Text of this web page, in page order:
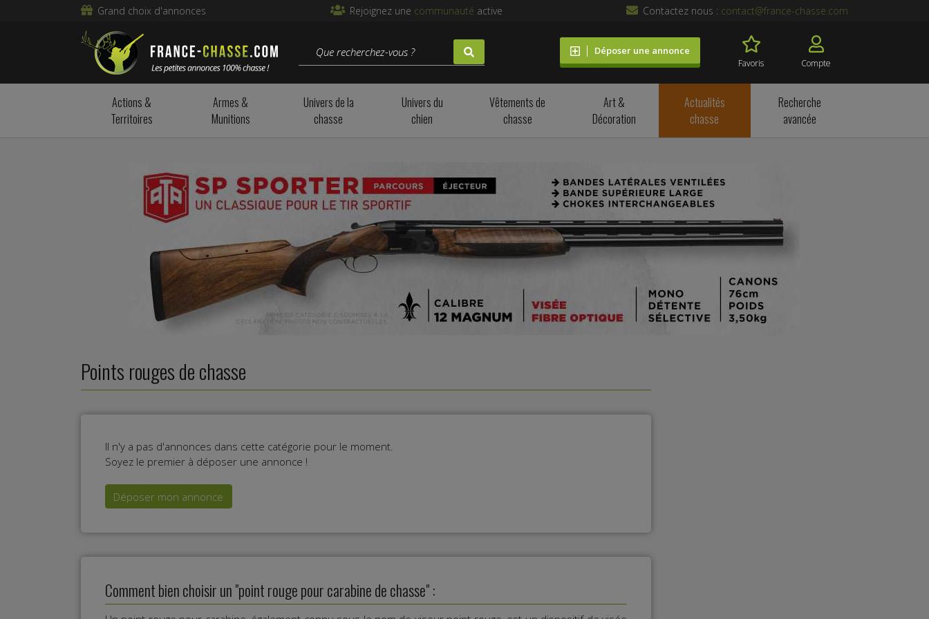
Grand choix d'annonces Rejoignez une communauté active Contactez nous : contact@france-chasse.com
Déposer une annonce
Favoris Compte
Actions &
Territoires
Armes &
Munitions
Univers de la
chasse
Univers du
chien
Vêtements de
chasse
Art &
Décoration
Actualités
chasse
Recherche
avancée
Points rouges de chasse
Il n'y a pas d'annonces dans cette catégorie pour le moment.
Soyez le premier à déposer une annonce !
Déposer mon annonce
Comment bien choisir un "point rouge pour carabine de chasse" :